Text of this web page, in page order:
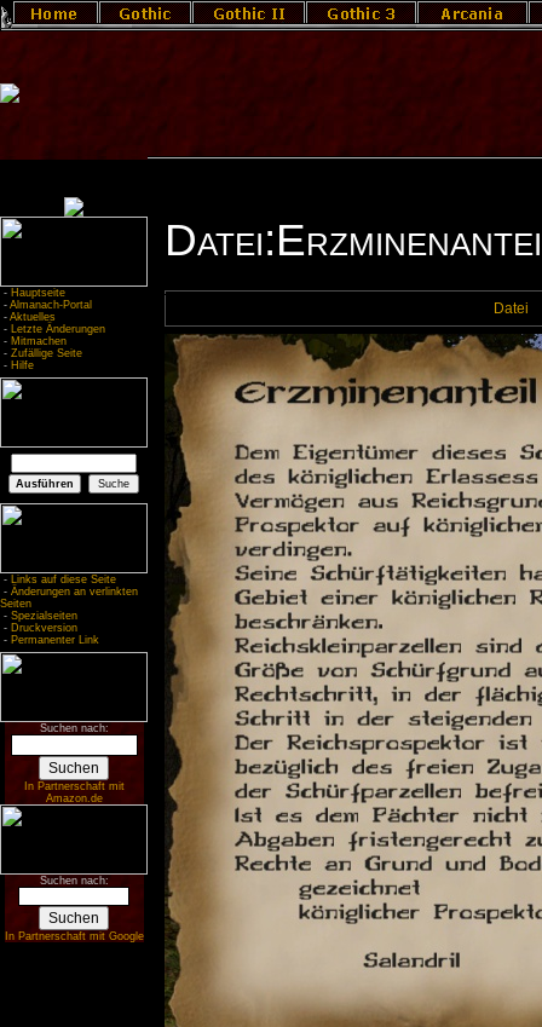
- Hauptseite
- Almanach-Portal
- Aktuelles
- Letzte Änderungen
- Mitmachen
- Zufällige Seite
- Hilfe
- Links auf diese Seite
- Änderungen an verlinkten
Seiten
- Spezialseiten
- Druckversion
- Permanenter Link
Suchen nach:
In Partnerschaft mit
Amazon.de
Suchen nach:
In Partnerschaft mit Google
Datei